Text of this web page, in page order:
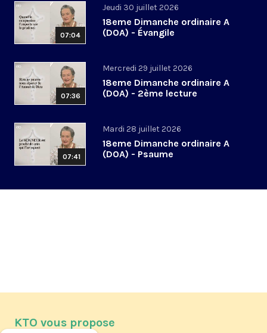
07:04
Jeudi 30 juillet 2026
18eme Dimanche ordinaire A
(DOA) - Évangile
07:36
Mercredi 29 juillet 2026
18eme Dimanche ordinaire A
(DOA) - 2ème lecture
07:41
Mardi 28 juillet 2026
18eme Dimanche ordinaire A
(DOA) - Psaume
KTO vous propose